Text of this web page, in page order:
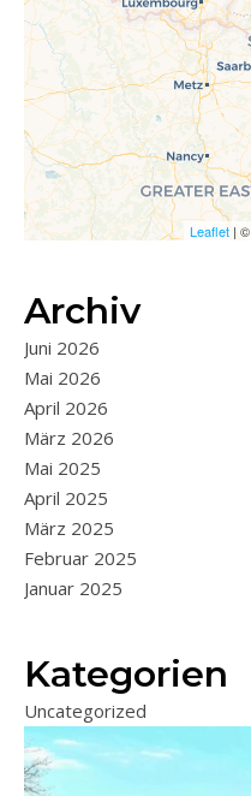
Leaflet| ©
Archiv
Juni 2026
Mai 2026
April 2026
März 2026
Mai 2025
April 2025
März 2025
Februar 2025
Januar 2025
Kategorien
Uncategorized